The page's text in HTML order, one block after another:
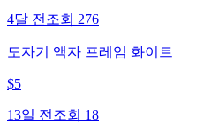
4달 전 조회 276
도자기 액자 프레임 화이트
$5
13일 전 조회 18